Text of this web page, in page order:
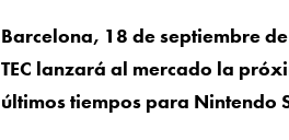
Barcelona, 18 de septiembre
TEC lanzará al mercado la
últimos tiempos para Nintendo